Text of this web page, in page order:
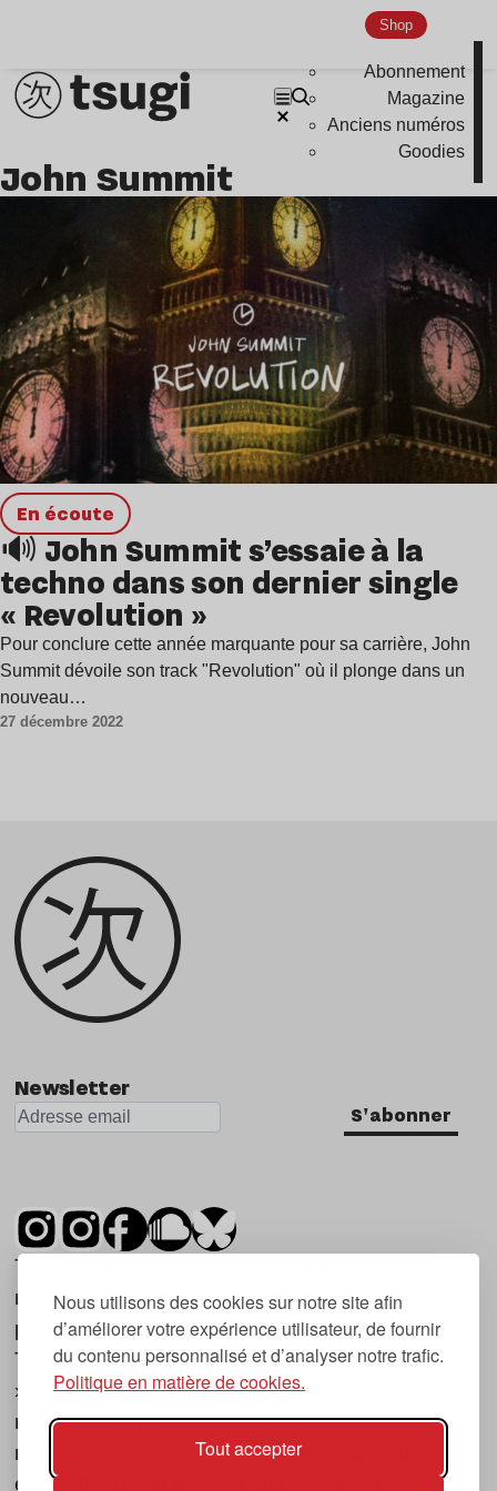
Nous utilisons des cookies sur notre site afin
d’améliorer votre expérience utilisateur, de fournir
du contenu personnalisé et d’analyser notre trafic.
Politique en matière de cookies.
Tout accepter
Shop
Abonnement
Magazine
Anciens numéros
Goodies
John Summit
en écoute
🔊 John Summit s’essaie à la
techno dans son dernier single
« Revolution »
Pour conclure cette année marquante pour sa carrière, John
Summit dévoile son track "Revolution" où il plonge dans un
nouveau…
27 décembre 2022
Newsletter
S'abonner
Tsugi est un mensuel indépendant sur la
musique et les nouvelles tendances, dont la
première parution date de 2007.
Tsugi en japonais signifie « prochain », « suivant
», ce qui correspond à la thématique du
magazine, à l’affût des nouvelles tendances
musicales, qu’elles viennent de la musique
électronique, du rock ou du hip hop, et des